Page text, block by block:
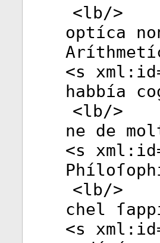
<lb/>
optíca
<s xml:id
habbía
<lb/>
ne de
<s xml:id
<lb/>
chel
<s xml:id